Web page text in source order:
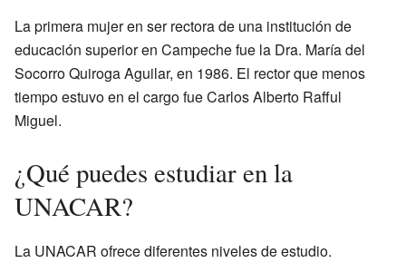
La primera mujer en ser rectora de una institución de
educación superior en Campeche fue la Dra. María del
Socorro Quiroga Aguilar, en 1986. El rector que menos
tiempo estuvo en el cargo fue Carlos Alberto Rafful
Miguel.
¿Qué puedes estudiar en la
UNACAR?
La UNACAR ofrece diferentes niveles de estudio.